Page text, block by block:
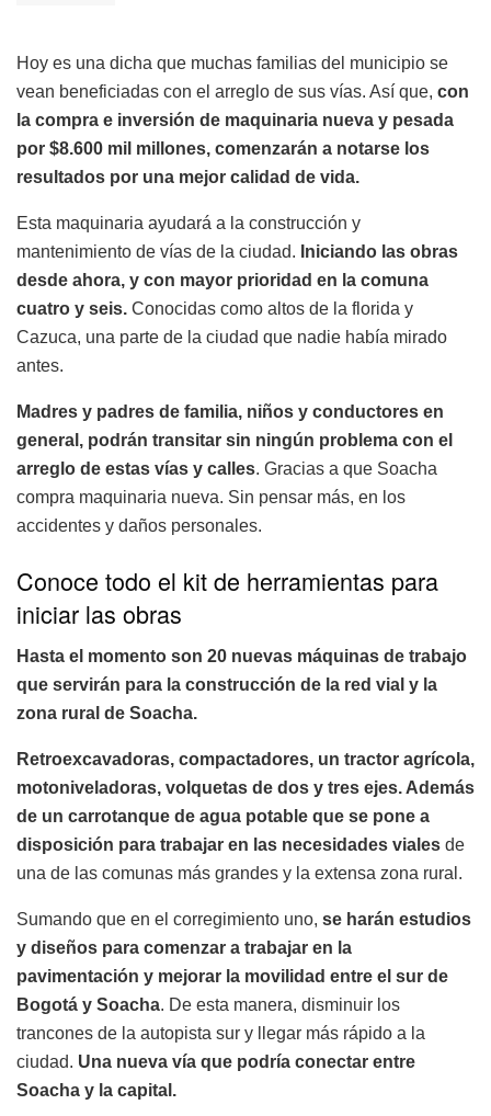
Hoy es una dicha que muchas familias del municipio se
vean beneficiadas con el arreglo de sus vías. Así que, con
la compra e inversión de maquinaria nueva y pesada
por $8.600 mil millones, comenzarán a notarse los
resultados por una mejor calidad de vida.
Esta maquinaria ayudará a la construcción y
mantenimiento de vías de la ciudad. Iniciando las obras
desde ahora, y con mayor prioridad en la comuna
cuatro y seis. Conocidas como altos de la florida y
Cazuca, una parte de la ciudad que nadie había mirado
antes.
Madres y padres de familia, niños y conductores en
general, podrán transitar sin ningún problema con el
arreglo de estas vías y calles. Gracias a que Soacha
compra maquinaria nueva. Sin pensar más, en los
accidentes y daños personales.
Conoce todo el kit de herramientas para
iniciar las obras
Hasta el momento son 20 nuevas máquinas de trabajo
que servirán para la construcción de la red vial y la
zona rural de Soacha.
Retroexcavadoras, compactadores, un tractor agrícola,
motoniveladoras, volquetas de dos y tres ejes. Además
de un carrotanque de agua potable que se pone a
disposición para trabajar en las necesidades viales de
una de las comunas más grandes y la extensa zona rural.
Sumando que en el corregimiento uno, se harán estudios
y diseños para comenzar a trabajar en la
pavimentación y mejorar la movilidad entre el sur de
Bogotá y Soacha. De esta manera, disminuir los
trancones de la autopista sur y llegar más rápido a la
ciudad. Una nueva vía que podría conectar entre
Soacha y la capital.